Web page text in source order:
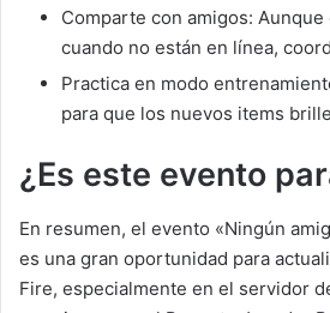
Comparte con amigos:
cuando no están en línea,
Practica en modo
para que los nuevos items
¿Es este evento
En resumen, el evento «Ningún
es una gran oportunidad para
Fire, especialmente en el servidor